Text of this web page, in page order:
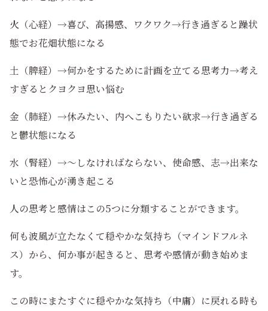
火（心経）→喜び、高揚感、ワクワク→行き過ぎると躁状
態でお花畑状態になる
土（脾経）→何かをするために計画を立てる思考力→考え
すぎるとクヨクヨ思い悩む
金（肺経）→休みたい、内へこもりたい欲求→行き過ぎる
と鬱状態になる
水（腎経）→～しなければならない、使命感、志→出来な
いと恐怖心が湧き起こる
人の思考と感情はこの5つに分類することができます。
何も波風が立たなくて穏やかな気持ち（マインドフルネ
ス）から、何か事が起きると、思考や感情が動き始めま
す。
この時にまたすぐに穏やかな気持ち（中庸）に戻れる時も